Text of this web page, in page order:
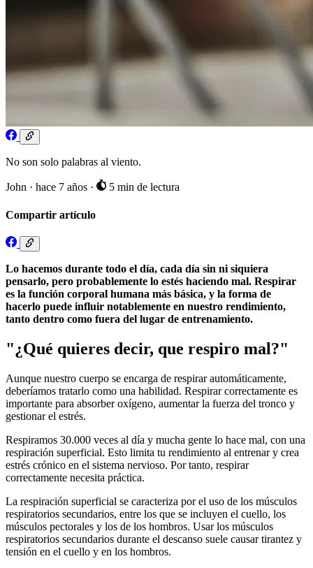
No son solo palabras al viento.
John · hace 7 años · 5 min de lectura
Compartir artículo
Lo hacemos durante todo el día, cada día sin ni siquiera
pensarlo, pero probablemente lo estés haciendo mal. Respirar
es la función corporal humana más básica, y la forma de
hacerlo puede influir notablemente en nuestro rendimiento,
tanto dentro como fuera del lugar de entrenamiento.
"¿Qué quieres decir, que respiro mal?"
Aunque nuestro cuerpo se encarga de respirar automáticamente,
deberíamos tratarlo como una habilidad. Respirar correctamente es
importante para absorber oxígeno, aumentar la fuerza del tronco y
gestionar el estrés.
Respiramos 30.000 veces al día y mucha gente lo hace mal, con una
respiración superficial. Esto limita tu rendimiento al entrenar y crea
estrés crónico en el sistema nervioso. Por tanto, respirar
correctamente necesita práctica.
La respiración superficial se caracteriza por el uso de los músculos
respiratorios secundarios, entre los que se incluyen el cuello, los
músculos pectorales y los de los hombros. Usar los músculos
respiratorios secundarios durante el descanso suele causar tirantez y
tensión en el cuello y en los hombros.